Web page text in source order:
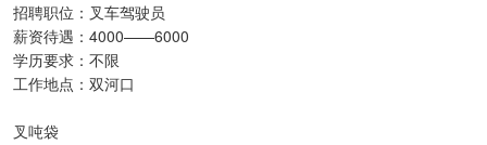
招聘职位：叉车驾驶员
薪资待遇：4000——6000
学历要求：不限
工作地点：双河口
叉吨袋